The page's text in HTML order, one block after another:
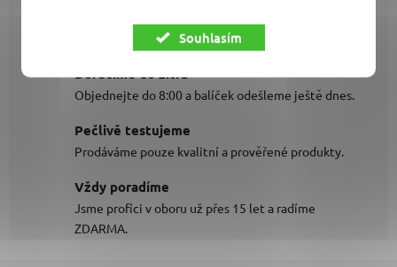
Souhlasím
Nakupte nad 2000 Kč a doprava jde na náš účet.
Doručíme do zítra
Objednejte do 8:00 a balíček odešleme ještě dnes.
Pečlivě testujeme
Prodáváme pouze kvalitní a prověřené produkty.
Vždy poradíme
Jsme profíci v oboru už přes 15 let a radíme
ZDARMA.